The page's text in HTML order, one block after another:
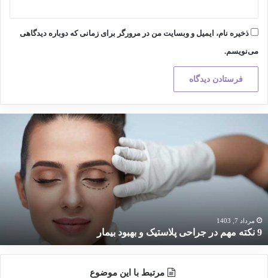
ذخیره نام، ایمیل و وبسایت من در مرورگر برای زمانی که دوباره دیدگاهی
می‌نویسم.
مهم
جراحی
پلاستیک
و
بیمارمرداد 7, 1403
9 نکته مهم در جراحی پلاستیک و بهبود بیمار
مرتبط با این موضوع